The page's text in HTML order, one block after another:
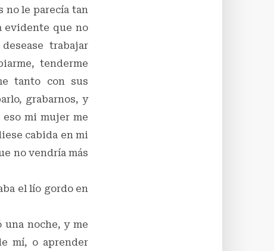
no le parecía tan
evidente que no
trabajar
tenderme
tanto con sus
grabarnos, y
eso mi mujer me
cabida en mi
no vendría más
el lío gordo en
una noche, y me
mí, o aprender